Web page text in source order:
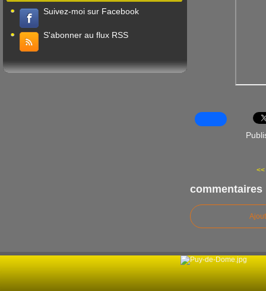
Suivez-moi sur Facebook
S'abonner au flux RSS
commentaires